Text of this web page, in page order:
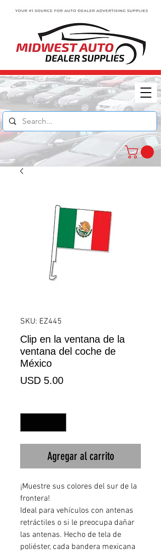
SKU: EZ445
Clip en la ventana de la
ventana del coche de
México
USD 5.00Precio
Agregar al carrito
¡Muestre sus colores del sur de la
frontera!
Ideal para vehículos con antenas
retráctiles o si le preocupa dañar
las antenas. Hecho de tela de
poliéster, cada bandera mexicana